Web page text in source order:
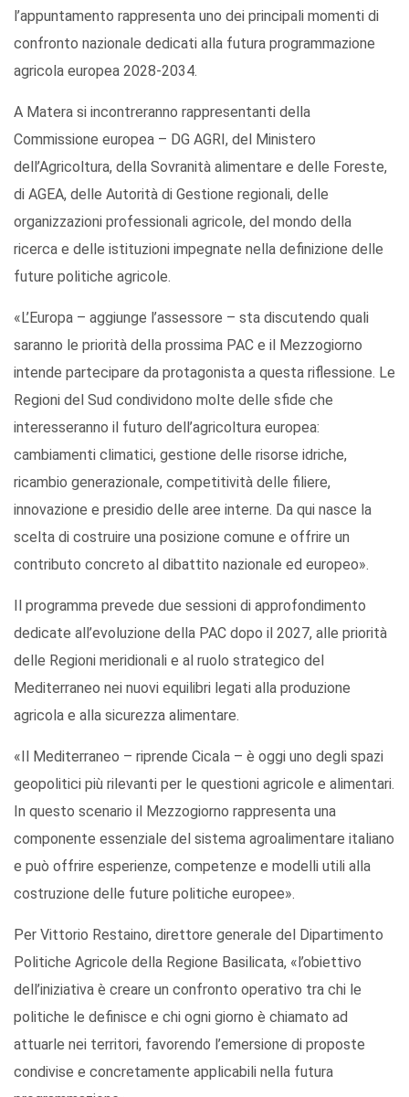
l’appuntamento rappresenta uno dei principali momenti di
confronto nazionale dedicati alla futura programmazione
agricola europea 2028-2034.
A Matera si incontreranno rappresentanti della
Commissione europea – DG AGRI, del Ministero
dell’Agricoltura, della Sovranità alimentare e delle Foreste,
di AGEA, delle Autorità di Gestione regionali, delle
organizzazioni professionali agricole, del mondo della
ricerca e delle istituzioni impegnate nella definizione delle
future politiche agricole.
«L’Europa – aggiunge l’assessore – sta discutendo quali
saranno le priorità della prossima PAC e il Mezzogiorno
intende partecipare da protagonista a questa riflessione. Le
Regioni del Sud condividono molte delle sfide che
interesseranno il futuro dell’agricoltura europea:
cambiamenti climatici, gestione delle risorse idriche,
ricambio generazionale, competitività delle filiere,
innovazione e presidio delle aree interne. Da qui nasce la
scelta di costruire una posizione comune e offrire un
contributo concreto al dibattito nazionale ed europeo».
Il programma prevede due sessioni di approfondimento
dedicate all’evoluzione della PAC dopo il 2027, alle priorità
delle Regioni meridionali e al ruolo strategico del
Mediterraneo nei nuovi equilibri legati alla produzione
agricola e alla sicurezza alimentare.
«Il Mediterraneo – riprende Cicala – è oggi uno degli spazi
geopolitici più rilevanti per le questioni agricole e alimentari.
In questo scenario il Mezzogiorno rappresenta una
componente essenziale del sistema agroalimentare italiano
e può offrire esperienze, competenze e modelli utili alla
costruzione delle future politiche europee».
Per Vittorio Restaino, direttore generale del Dipartimento
Politiche Agricole della Regione Basilicata, «l’obiettivo
dell’iniziativa è creare un confronto operativo tra chi le
politiche le definisce e chi ogni giorno è chiamato ad
attuarle nei territori, favorendo l’emersione di proposte
condivise e concretamente applicabili nella futura